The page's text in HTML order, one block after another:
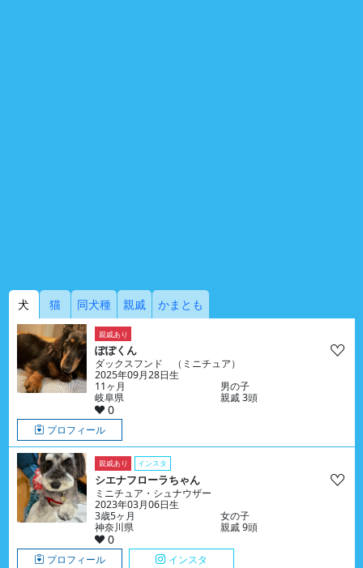
犬 猫 同犬種 親戚 かまとも
親戚あり
ぽぽくん
ダックスフンド （ミニチュア）
2025年09月28日生
11ヶ月
男の子
岐阜県
親戚 3頭
0
プロフィール
親戚あり インスタ
シエナフローラちゃん
ミニチュア・シュナウザー
2023年03月06日生
3歳5ヶ月
女の子
神奈川県
親戚 9頭
0
プロフィール インスタ